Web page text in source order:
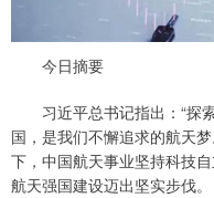
今日摘要
习近平总书记指出：“探
国，是我们不懈追求的航天
下，中国航天事业坚持科技
航天强国建设迈出坚实步伐。